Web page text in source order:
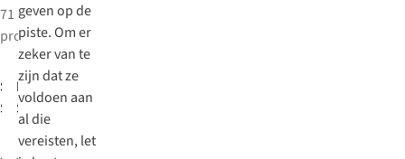
71
producten
Salomon
Skischoenen
S/Pro Supra
90 W Gw
K2
Skischoenen
Bfc 95 Boa W
geven op de
piste. Om er
zeker van te
zijn dat ze
voldoen aan
al die
vereisten, let